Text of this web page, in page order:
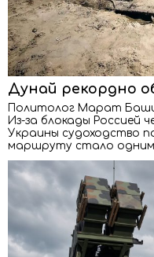
Дунай рекордно
Политолог Марат
Из-за блокады Россией
Украины судоходство
маршруту стало одним